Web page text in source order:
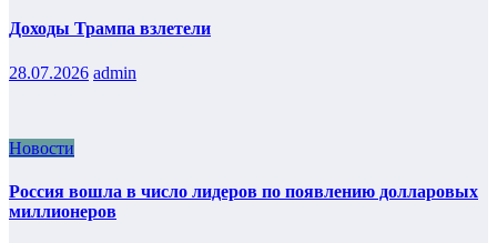
Доходы Трампа взлетели
28.07.2026 admin
Новости
Россия вошла в число лидеров по появлению долларовых
миллионеров